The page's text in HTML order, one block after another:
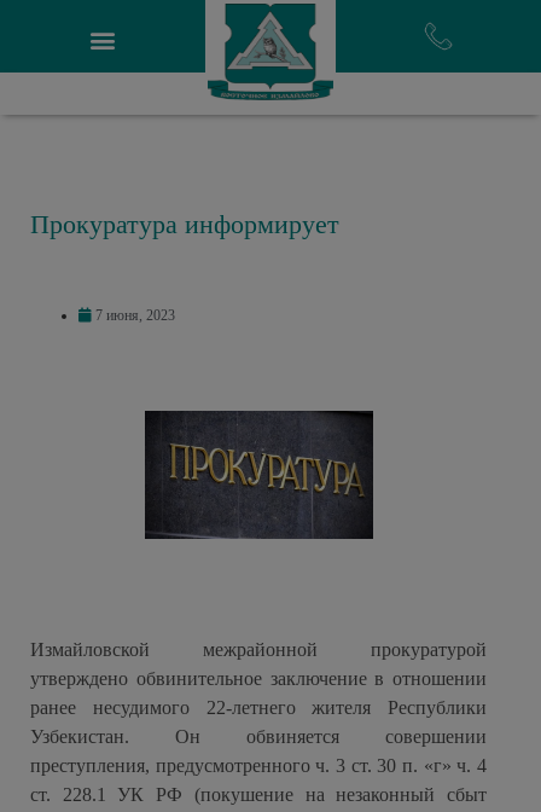
Прокуратура информирует
7 июня, 2023
Измайловской межрайонной прокуратурой
утверждено обвинительное заключение в отношении
ранее несудимого 22-летнего жителя Республики
Узбекистан. Он обвиняется совершении
преступления, предусмотренного ч. 3 ст. 30 п. «г» ч. 4
ст. 228.1 УК РФ (покушение на незаконный сбыт